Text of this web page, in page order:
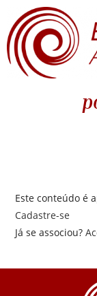
Este conteúdo é
Cadastre-se
Já se associou?